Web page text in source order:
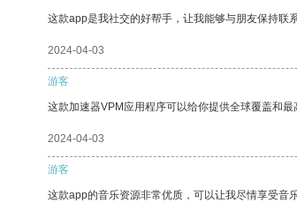
这款app是我社交的好帮手，让我能够与朋友保持联
2024-04-03
游客
这款加速器VPM应用程序可以给你提供全球覆盖和最
2024-04-03
游客
这款app的音乐资源非常优质，可以让我尽情享受音乐